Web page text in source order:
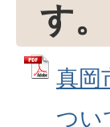
す。
真岡
つい